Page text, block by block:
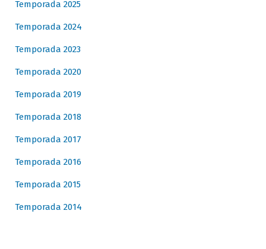
Temporada 2025
Temporada 2024
Temporada 2023
Temporada 2020
Temporada 2019
Temporada 2018
Temporada 2017
Temporada 2016
Temporada 2015
Temporada 2014